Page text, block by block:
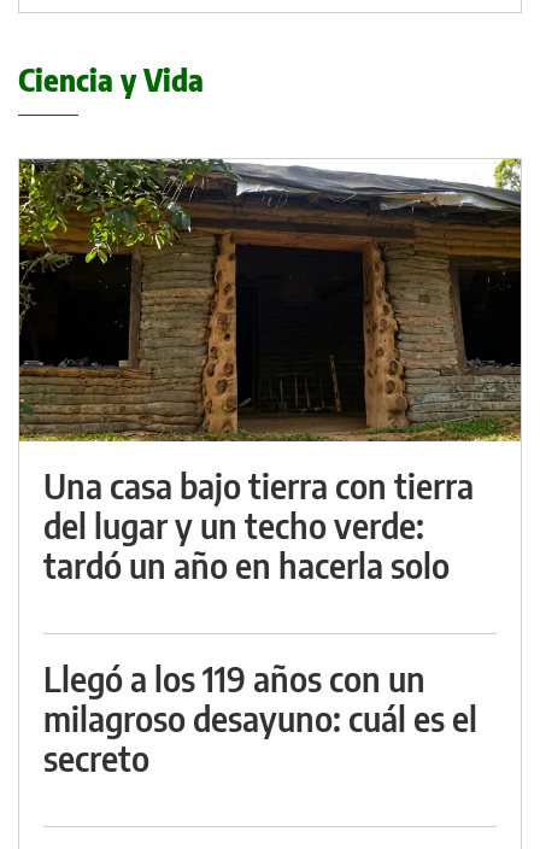
Ciencia y Vida
Una casa bajo tierra con tierra
del lugar y un techo verde:
tardó un año en hacerla solo
Llegó a los 119 años con un
milagroso desayuno: cuál es el
secreto